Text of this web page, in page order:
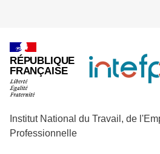
RÉPUBLIQUE
FRANÇAISE
Institut National du Travail, de
Professionnelle